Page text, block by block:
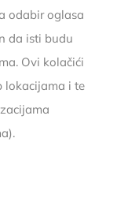
odabir oglasa
da isti budu
Ovi kolačići
lokacijama i te